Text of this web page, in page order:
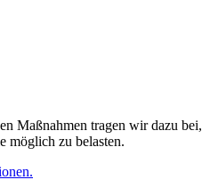
Maßnahmen tragen wir dazu bei,
möglich zu belasten.